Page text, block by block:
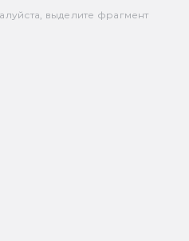
выделите фрагмент